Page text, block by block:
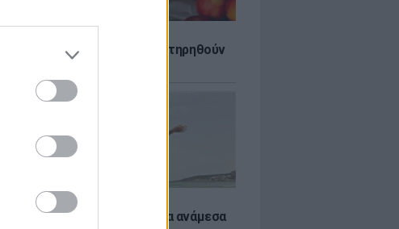
6 φρούτα που μπορουν να διατηρηθούν
Πώς να αποφύγεις το σύγκαμα ανάμεσα